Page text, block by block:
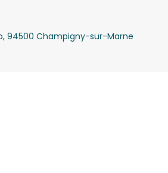
94500 Champigny-sur-Marne